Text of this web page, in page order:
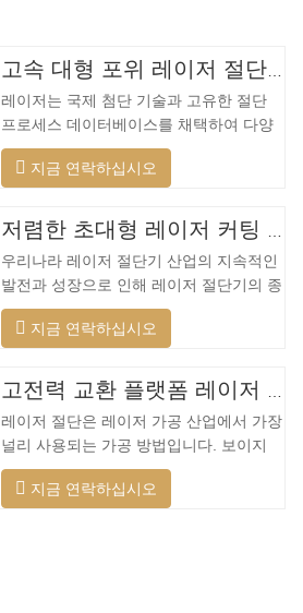
레이저는 국제 첨단 기술과 고유한 절단
프로세스 데이터베이스를 채택하여 다양
한 재료에 대해 다양한 지능형 절단을 수
행하고, 절단 표면을 최적화하고, 더 넓은
나은 품질 및 더 낮은 비용을 적용할 수 있
습니다. 저전력에서 고출력 레이저 범위까
지. 레이저 헤드는 자동으로 장애물을 피
할 수 있습니다. 레이저 헤드는 높은 동적
반응을 수행하고 장애물을 사전에 예측하
며 레이저 헤드를 최대한 보호할 수 있습
미늄 합금은 가볍고 강한 강성을 갖고 있
어 가공 시…
지금 연락하십시오
우리나라 레이저 절단기 산업의 지속적인
발전과 성장으로 인해 레이저 절단기의 종
류가 점점 더 많아지고 있으며 레이저 절
단기의 모델이 지속적으로 풍부해지고 있
는 제품의 품질이 지속적으로 향상되고 있
습니다. 개선. 국내 레이저 절단기의 연구
개발 및 생산에서 큰 진전이 이루어졌습니
다. 강력한 R&D 역량과 우수한 제품 품질
을 갖춘 Lin Laser는 전국에 기반을 두고
세계를 바라보고 있습니다. 절단기 형식에
지금 연락하십시오
레이저 절단은 레이저 가공 산업에서 가장
널리 사용되는 가공 방법입니다. 보이지
않는 빔은 전통적인 기계식 칼을 대체하며
절단 패턴, 자동 조판, 재료 절약, 부드러
지금 연락하십시오